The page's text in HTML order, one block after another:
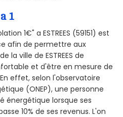
1
1€" a ESTREES (59151) est
afin de permettre aux
la ville de ESTREES de
et d'être en mesure de
effet, selon l'observatoire
(ONEP), une personne
énergétique lorsque ses
10% de ses revenus. L'on